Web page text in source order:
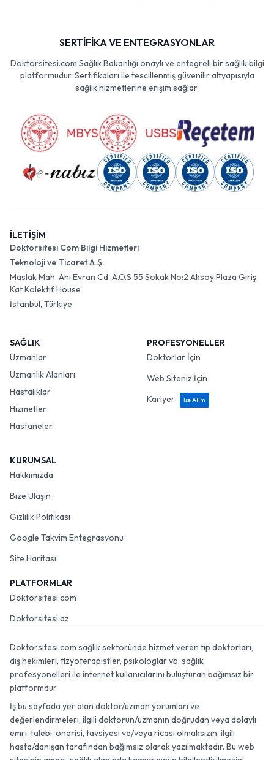
SERTİFİKA VE ENTEGRASYONLAR
Doktorsitesi.com Sağlık Bakanlığı onaylı ve entegreli bir sağlık bilgi
platformudur. Sertifikaları ile tescillenmiş güvenilir altyapısıyla
sağlık hizmetlerine erişim sağlar.
İLETİŞİM
Doktorsitesi Com Bilgi Hizmetleri
Teknoloji ve Ticaret A.Ş.
Maslak Mah. Ahi Evran Cd. A.O.S 55 Sokak No:2 Aksoy Plaza Giriş
Kat Kolektif House
İstanbul, Türkiye
SAĞLIK
Uzmanlar
Uzmanlık Alanları
Hastalıklar
Hizmetler
Hastaneler
PROFESYONELLER
Doktorlar İçin
Web Siteniz İçin
Kariyer
İşe Alım
KURUMSAL
Hakkımızda
Bize Ulaşın
Gizlilik Politikası
Google Takvim Entegrasyonu
Site Haritası
PLATFORMLAR
Doktorsitesi.com
Doktorsitesi.az
Doktorsitesi.com sağlık sektöründe hizmet veren tıp doktorları,
diş hekimleri, fizyoterapistler, psikologlar vb. sağlık
profesyonelleri ile internet kullanıcılarını buluşturan bağımsız bir
platformdur.
İş bu sayfada yer alan doktor/uzman yorumları ve
değerlendirmeleri, ilgili doktorun/uzmanın doğrudan veya dolaylı
emri, talebi, önerisi, tavsiyesi ve/veya ricası olmaksızın, ilgili
hasta/danışan tarafından bağımsız olarak yazılmaktadır. Bu web